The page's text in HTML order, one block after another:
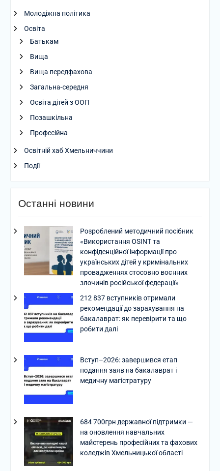
Молодіжна політика
Освіта
Батькам
Вища
Вища передфахова
Загальна-середня
Освіта дітей з ООП
Позашкільна
Професійна
Освітній хаб Хмельниччини
Події
Останні новини
Розроблений методичний посібник
«Використання OSINT та
конфіденційної інформації про
українських дітей у кримінальних
провадженнях стосовно воєнних
злочинів російської федерації»
212 837 вступників отримали
рекомендації до зарахування на
бакалаврат: як перевірити та що
робити далі
Вступ–2026: завершився етап
подання заяв на бакалаврат і
медичну магістратуру
684 700грн державної підтримки —
на оновлення навчальних
майстерень професійних та фахових
коледжів Хмельницької області